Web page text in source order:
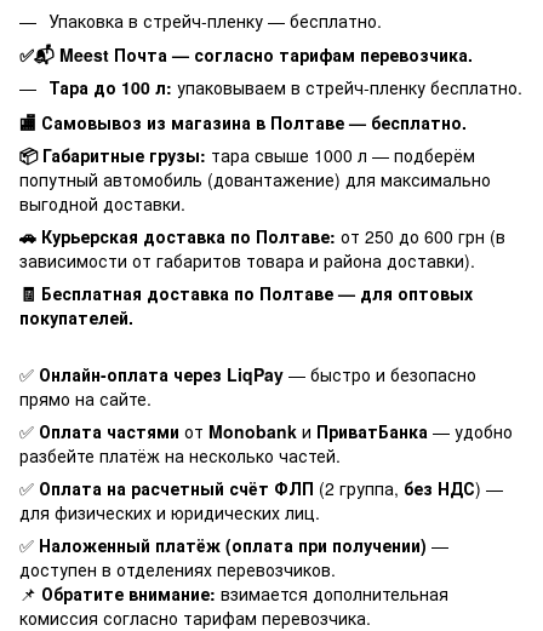
Упаковка в стрейч-пленку — бесплатно.
✅📬 Meest Почта — согласно тарифам перевозчика.
Тара до 100 л: упаковываем в стрейч-пленку бесплатно.
🏬 Самовывоз из магазина в Полтаве — бесплатно.
📦 Габаритные грузы: тара свыше 1000 л — подберём
попутный автомобиль (довантажение) для максимально
выгодной доставки.
🚗 Курьерская доставка по Полтаве: от 250 до 600 грн (в
зависимости от габаритов товара и района доставки).
🧾 Бесплатная доставка по Полтаве — для оптовых
покупателей.
✅ Онлайн-оплата через LiqPay — быстро и безопасно
прямо на сайте.
✅ Оплата частями от Monobank и ПриватБанка — удобно
разбейте платёж на несколько частей.
✅ Оплата на расчетный счёт ФЛП (2 группа, без НДС) —
для физических и юридических лиц.
✅ Наложенный платёж (оплата при получении) —
доступен в отделениях перевозчиков.
📌 Обратите внимание: взимается дополнительная
комиссия согласно тарифам перевозчика.